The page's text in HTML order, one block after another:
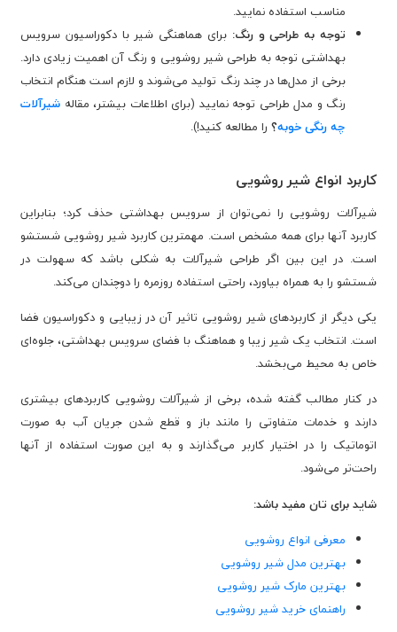
مناسب استفاده نمایید.
توجه به طراحی و رنگ: برای هماهنگی شیر با دکوراسیون سرویس
بهداشتی توجه به طراحی شیر روشویی و رنگ آن اهمیت زیادی دارد.
برخی از مدل‌ها در چند رنگ تولید می‌شوند و لازم است هنگام انتخاب
رنگ و مدل طراحی توجه نمایید (برای اطلاعات بیشتر، مقاله شیرآلات
چه رنگی خوبه؟ را مطالعه کنید!).
کاربرد انواع شیر روشویی
شیرآلات روشویی را نمی‌توان از سرویس بهداشتی حذف کرد؛ بنابراین
کاربرد آنها برای همه مشخص است. مهمترین کاربرد شیر روشویی شستشو
است. در این بین اگر طراحی شیرآلات به شکلی باشد که سهولت در
شستشو را به همراه بیاورد، راحتی استفاده روزمره را دوچندان می‌کند.
یکی دیگر از کاربردهای شیر روشویی تاثیر آن در زیبایی و دکوراسیون فضا
است. انتخاب یک شیر زیبا و هماهنگ با فضای سرویس بهداشتی، جلوه‌ای
خاص به محیط می‌بخشد.
در کنار مطالب گفته شده، برخی از شیرآلات روشویی کاربردهای بیشتری
دارند و خدمات متفاوتی را مانند باز و قطع شدن جریان آب به صورت
اتوماتیک را در اختیار کاربر می‌گذارند و به این صورت استفاده از آنها
راحت‌تر می‌شود.
شاید برای تان مفید باشد:
معرفی انواع روشویی
بهترین مدل شیر روشویی
بهترین مارک شیر روشویی
راهنمای خرید شیر روشویی